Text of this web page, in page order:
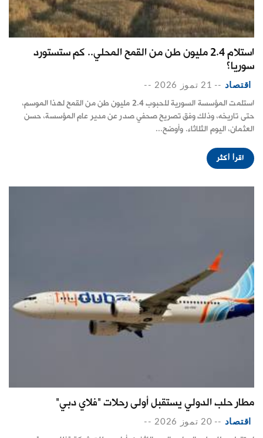
استلام 2.4 مليون طن من القمح المحلي.. كم ستستورد
سوريا؟
اقتصاد -- 21 تموز 2026 --
استلمت المؤسسة السورية للحبوب 2.4 مليون طن من القمح لهذا الموسم،
حتى تاريخه، وذلك وفق تصريح صحفي صدر عن مدير عام المؤسسة، حسن
العثمان، اليوم الثلاثاء. وأوضح...
اقرأ أكثر
مطار حلب الدولي يستقبل أولى رحلات "فلاي دبي"
اقتصاد -- 20 تموز 2026 --